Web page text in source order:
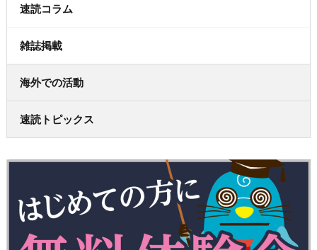
速読コラム
雑誌掲載
海外での活動
速読トピックス